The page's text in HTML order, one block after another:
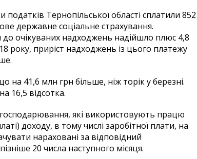
Тернопільської області сплатили 852
державне соціальне страхування.
очікуваних надходжень надійшло плюс 4,8
року, приріст надходжень із цього платежу
на 41,6 млн грн більше, ніж торік у березні.
16,5 відсотка.
які використовують працю
доходу, в тому числі заробітної плати, на
нараховані за відповідний
20 числа наступного місяця.